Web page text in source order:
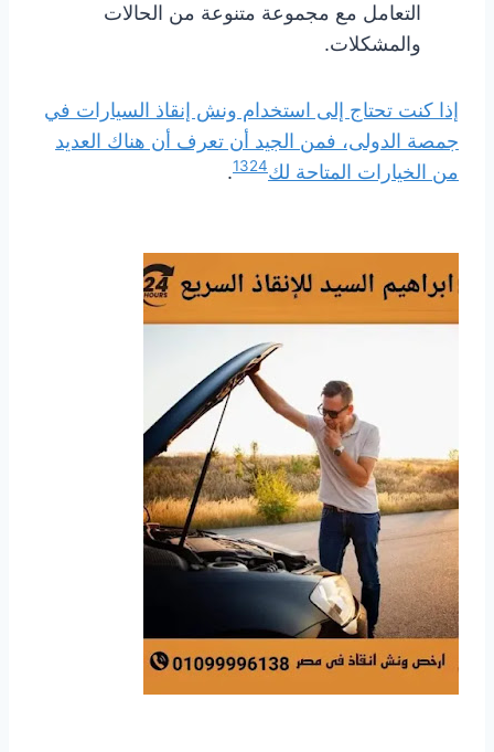
التعامل مع مجموعة متنوعة من الحالات
والمشكلات.
إذا كنت تحتاج إلى استخدام ونش إنقاذ السيارات في
جمصة الدولى، فمن الجيد أن تعرف أن هناك العديد
من الخيارات المتاحة لك
1324
.